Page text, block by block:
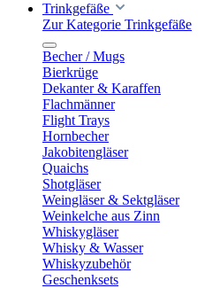
Trinkgefäße
Zur Kategorie Trinkgefäße
Becher / Mugs
Bierkrüge
Dekanter & Karaffen
Flachmänner
Flight Trays
Hornbecher
Jakobitengläser
Quaichs
Shotgläser
Weingläser & Sektgläser
Weinkelche aus Zinn
Whiskygläser
Whisky & Wasser
Whiskyzubehör
Geschenksets